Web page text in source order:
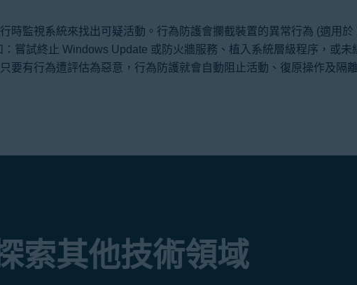
時監視系統來找出可疑活動。行為防護會攔截裝置的異常行為 (適用於
：嘗試終止 Windows Update 或防火牆服務、植入系統層級程序，或未
要有行為遭評估為惡意，行為防護就會自動阻止活動、復原操作及隔
索其他技術領域